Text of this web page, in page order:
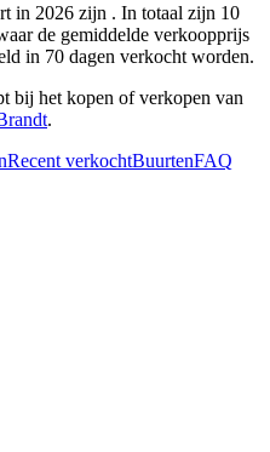
in 2026 zijn . In totaal zijn 10
de gemiddelde verkoopprijs
in 70 dagen verkocht worden.
bij het kopen of verkopen van
.
Recent verkochtBuurtenFAQ